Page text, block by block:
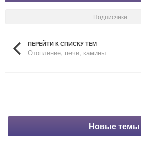
Подписчики
ПЕРЕЙТИ К СПИСКУ ТЕМ
Отопление, печи, камины
Новые темы